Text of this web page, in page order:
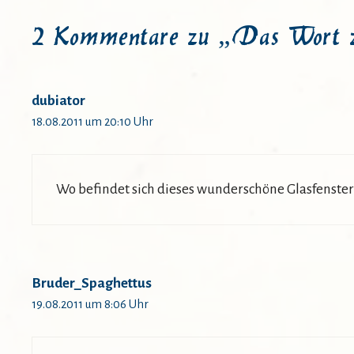
2 Kommentare zu „Das Wort
dubiator
18.08.2011 um 20:10 Uhr
Wo befindet sich dieses wunderschöne
Bruder_Spaghettus
19.08.2011 um 8:06 Uhr